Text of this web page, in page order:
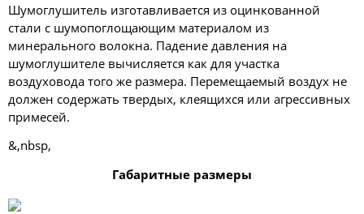
Шумоглушитель изготавливается из оцинкованной
стали с шумопоглощающим материалом из
минерального волокна. Падение давления на
шумоглушителе вычисляется как для участка
воздуховода того же размера. Перемещаемый воздух не
должен содержать твердых, клеящихся или агрессивных
примесей.
&,nbsp,
Габаритные размеры